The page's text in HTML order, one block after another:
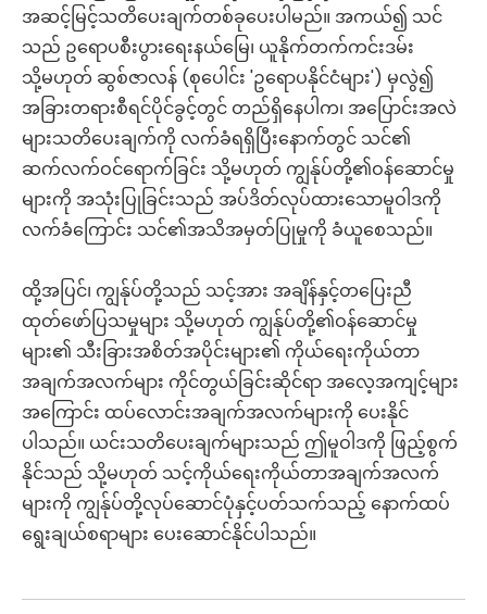
အဆင့်မြင့်သတိပေးချက်တစ်ခုပေးပါမည်။ အကယ်၍ သင်
သည် ဥရောပစီးပွားရေးနယ်မြေ၊ ယူနိုက်တက်ကင်းဒမ်း
သို့မဟုတ် ဆွစ်ဇာလန် (စုပေါင်း 'ဥရောပနိုင်ငံများ') မှလွဲ၍
အခြားတရားစီရင်ပိုင်ခွင့်တွင် တည်ရှိနေပါက၊ အပြောင်းအလဲ
များသတိပေးချက်ကို လက်ခံရရှိပြီးနောက်တွင် သင်၏
ဆက်လက်ဝင်ရောက်ခြင်း သို့မဟုတ် ကျွန်ုပ်တို့၏ဝန်ဆောင်မှု
များကို အသုံးပြုခြင်းသည် အပ်ဒိတ်လုပ်ထားသောမူဝါဒကို
လက်ခံကြောင်း သင်၏အသိအမှတ်ပြုမှုကို ခံယူစေသည်။
ထို့အပြင်၊ ကျွန်ုပ်တို့သည် သင့်အား အချိန်နှင့်တပြေးညီ
ထုတ်ဖော်ပြသမှုများ သို့မဟုတ် ကျွန်ုပ်တို့၏ဝန်ဆောင်မှု
များ၏ သီးခြားအစိတ်အပိုင်းများ၏ ကိုယ်ရေးကိုယ်တာ
အချက်အလက်များ ကိုင်တွယ်ခြင်းဆိုင်ရာ အလေ့အကျင့်များ
အကြောင်း ထပ်လောင်းအချက်အလက်များကို ပေးနိုင်
ပါသည်။ ယင်းသတိပေးချက်များသည် ဤမူဝါဒကို ဖြည့်စွက်
နိုင်သည် သို့မဟုတ် သင့်ကိုယ်ရေးကိုယ်တာအချက်အလက်
များကို ကျွန်ုပ်တို့လုပ်ဆောင်ပုံနှင့်ပတ်သက်သည့် နောက်ထပ်
ရွေးချယ်စရာများ ပေးဆောင်နိုင်ပါသည်။